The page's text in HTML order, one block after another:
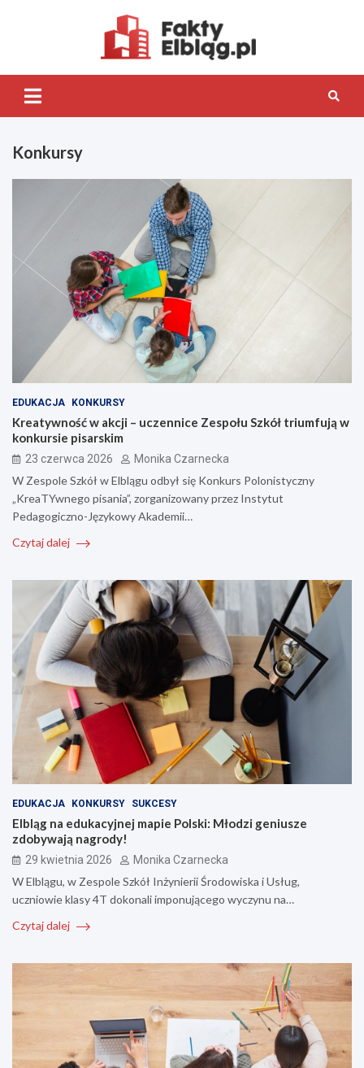
Konkursy
EDUKACJA KONKURSY
Kreatywność w akcji – uczennice Zespołu Szkół triumfują w
konkursie pisarskim
23 czerwca 2026 Monika Czarnecka
W Zespole Szkół w Elblągu odbył się Konkurs Polonistyczny
„KreaTYwnego pisania”, zorganizowany przez Instytut
Pedagogiczno-Językowy Akademii…
Czytaj dalej
EDUKACJA KONKURSY SUKCESY
Elbląg na edukacyjnej mapie Polski: Młodzi geniusze
zdobywają nagrody!
29 kwietnia 2026 Monika Czarnecka
W Elblągu, w Zespole Szkół Inżynierii Środowiska i Usług,
uczniowie klasy 4T dokonali imponującego wyczynu na…
Czytaj dalej